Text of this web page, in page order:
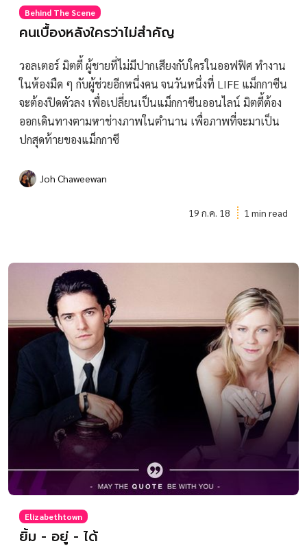
Behind The Scene
คนเบื้องหลังใครว่าไม่สำคัญ
วอลเตอร์ มิตตี้ ผู้ชายที่ไม่มีปากเสียงกับใครในออฟฟิศ ทำงาน
ในห้องมืด ๆ กับผู้ช่วยอีกหนึ่งคน จนวันหนึ่งที่ LIFE แม็กกาซีน
จะต้องปิดตัวลง เพื่อเปลี่ยนเป็นแม็กกาซีนออนไลน์ มิตตี้ต้อง
ออกเดินทางตามหาช่างภาพในตำนาน เพื่อภาพที่จะมาเป็น
ปกสุดท้ายของแม็กกาซี
Joh Chaweewan
19 ก.ค. 18 1 min read
Elizabethtown
ยิ้ม - อยู่ - ได้